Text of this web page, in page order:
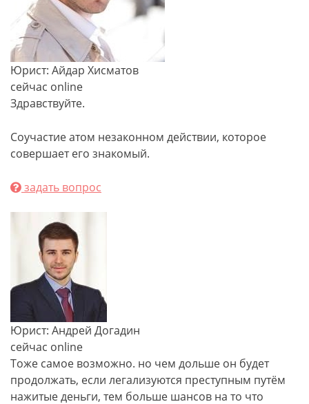
Юрист: Айдар Хисматов
сейчас online
Здравствуйте.
Соучастие атом незаконном действии, которое
совершает его знакомый.
задать вопрос
Юрист: Андрей Догадин
сейчас online
Тоже самое возможно. но чем дольше он будет
продолжать, если легализуются преступным путём
нажитые деньги, тем больше шансов на то что